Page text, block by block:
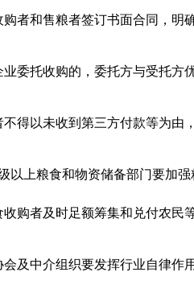
购者和售粮者签订书面合同，明
业委托收购的，委托方与受托方
不得以未收到第三方付款等为由
以上粮食和物资储备部门要加
购者及时足额筹集和兑付农民
会及中介组织要发挥行业自律作